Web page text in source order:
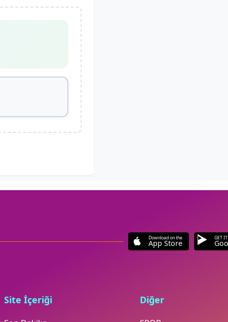
Download on the
App Store
GET
Site İçeriği Diğer